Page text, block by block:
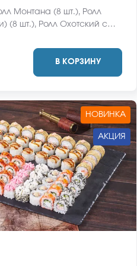
Монтана (8 шт.), Ролл
(8 шт.), Ролл Охотский с
имбирь, васаби и соевый
заказа. *Внешний
от фото на сайте.
В КОРЗИНУ
НОВИНКА
АКЦИЯ